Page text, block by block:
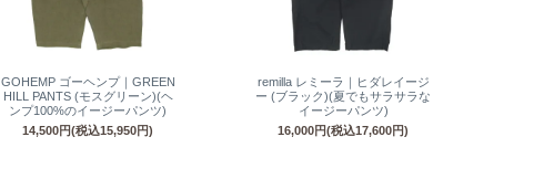
GOHEMP ゴーヘンプ｜GREEN
HILL PANTS (モスグリーン)(ヘ
ンプ100%のイージーパンツ)
14,500円(税込15,950円)
remilla レミーラ｜ヒダレイージ
ー (ブラック)(夏でもサラサラな
イージーパンツ)
16,000円(税込17,600円)